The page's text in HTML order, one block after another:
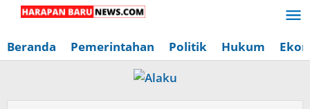
Lewati
konten
Beranda Pemerintahan Politik Hukum